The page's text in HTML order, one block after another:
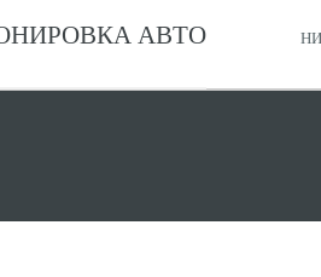
АВТО